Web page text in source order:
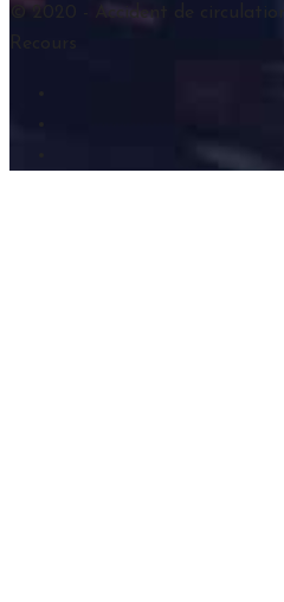
© 2020 - Accident de